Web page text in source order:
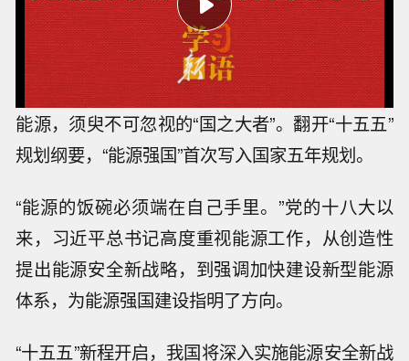
能源，须臾不可忽视的“国之大者”。翻开“十五五”
规划纲要，“能源强国”首次写入国家五年规划。
“能源的饭碗必须端在自己手里。”党的十八大以
来，习近平总书记高度重视能源工作，从创造性
提出能源安全新战略，到强调加快建设新型能源
体系，为能源强国建设指明了方向。
“十五五”新程开启，我国将深入实施能源安全新战